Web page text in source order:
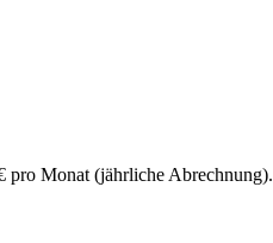
pro Monat (jährliche Abrechnung).